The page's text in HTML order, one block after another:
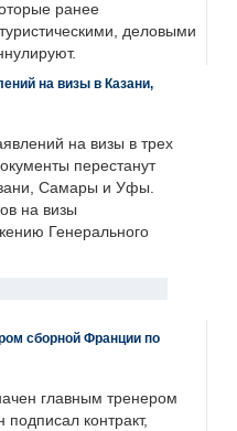
ранее
деловыми
на визы в Казани,
на визы в трех
перестанут
Самары и Уфы.
на визы
Генерального
сборной Франции по
главным тренером
контракт,